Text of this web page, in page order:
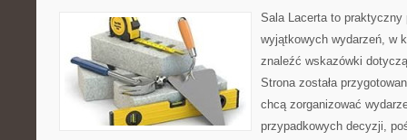
Sala Lacerta to praktyczny
wyjątkowych wydarzeń, w
znaleźć wskazówki
Strona została
chcą zorganizować
przypadkowych decyzji,